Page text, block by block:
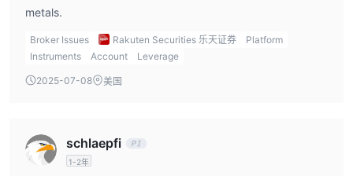
杠杆作用
杠杆为主要货币对 1:30，次要货币对 1:20，商品 1:10，加
密货币 1:2，股票 1:5。而专业人士高达 1:400
重要的是要记住，杠杆越大，损失存款的风险就越大。杠杆的使用既
点差和佣金
乐天证券报价紧张，
metals.
Broker Issues Rakuten Securities 乐天证券
Platform
Instruments
Account Leverage
2025-07-08 美国
schlaepfi
1-2年